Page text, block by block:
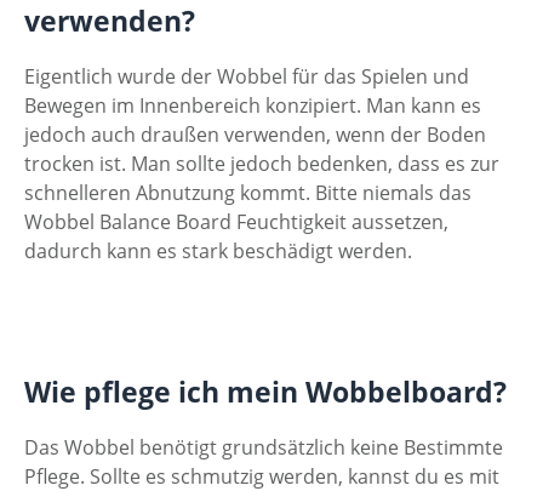
verwenden?
Eigentlich wurde der Wobbel für das Spielen und
Bewegen im Innenbereich konzipiert. Man kann es
jedoch auch draußen verwenden, wenn der Boden
trocken ist. Man sollte jedoch bedenken, dass es zur
schnelleren Abnutzung kommt. Bitte niemals das
Wobbel Balance Board Feuchtigkeit aussetzen,
dadurch kann es stark beschädigt werden.
Wie pflege ich mein Wobbelboard?
Das Wobbel benötigt grundsätzlich keine Bestimmte
Pflege. Sollte es schmutzig werden, kannst du es mit